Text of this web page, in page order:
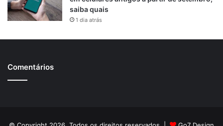
saiba quais
1 dia atrás
Comentários